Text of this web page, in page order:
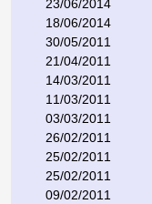
23/06/2014
18/06/2014
30/05/2011
21/04/2011
14/03/2011
11/03/2011
03/03/2011
26/02/2011
25/02/2011
25/02/2011
09/02/2011